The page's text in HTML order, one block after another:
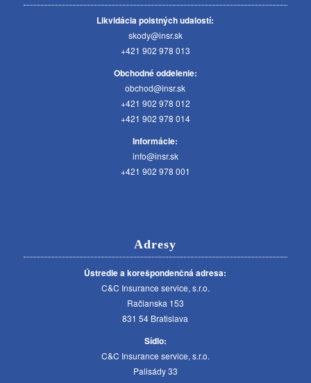
Likvidácia poistných udalostí:
skody@insr.sk
+421 902 978 013
Obchodné oddelenie:
obchod@insr.sk
+421 902 978 012
+421 902 978 014
Informácie:
info@insr.sk
+421 902 978 001
Adresy
Ústredie a korešpondenčná adresa:
C&C Insurance service, s.r.o.
Račianska 153
831 54 Bratislava
Sídlo:
C&C Insurance service, s.r.o.
Palisády 33